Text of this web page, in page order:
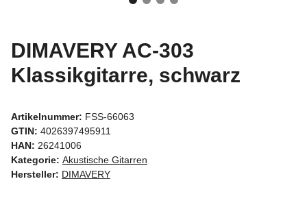
DIMAVERY AC-303
Klassikgitarre, schwarz
Artikelnummer: FSS-66063
GTIN: 4026397495911
HAN: 26241006
Kategorie: Akustische Gitarren
Hersteller: DIMAVERY